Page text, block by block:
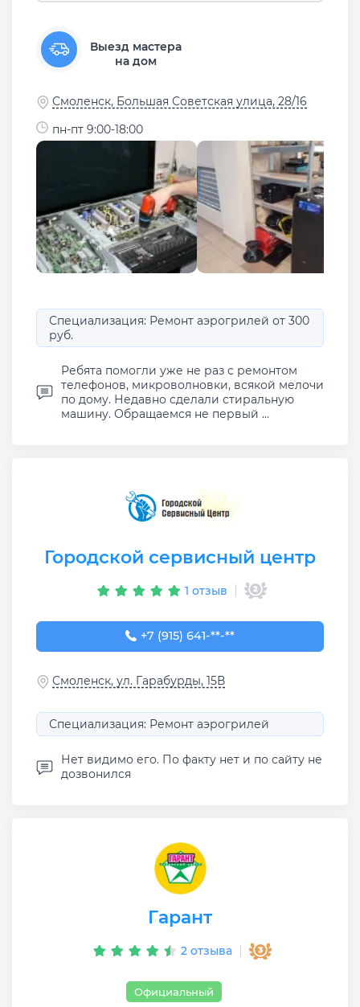
Выезд мастера
на дом
Смоленск, Большая Советская улица, 28/16
пн-пт 9:00-18:00
Специализация: Ремонт аэрогрилей от 300
руб.
Ребята помогли уже не раз с ремонтом
телефонов, микроволновки, всякой мелочи
по дому. Недавно сделали стиральную
машину. Обращаемся не первый ...
Городской сервисный центр
1 отзыв
+7 (915) 641-06-48
+7 (915) 641-**-**
Смоленск, ул. Гарабурды, 15В
Специализация: Ремонт аэрогрилей
Нет видимо его. По факту нет и по сайту не
дозвонился
Гарант
2 отзыва
Официальный